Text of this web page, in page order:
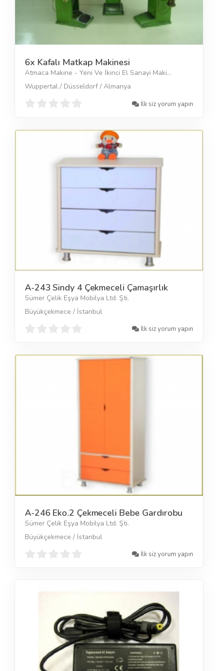
6x Kafalı Matkap Makinesi
Atmaca Makine - Yeni Ve İkinci El Sanayi Maki...
Wuppertal / Düsseldorf / Almanya
İlk siz yorum yapın
A-243 Sindy 4 Çekmeceli Çamaşırlık
Sümer Çelik Eşya Mobilya Ltd. Şti.
Büyükçekmece / İstanbul
İlk siz yorum yapın
A-246 Eko.2 Çekmeceli Bebe Gardırobu
Sümer Çelik Eşya Mobilya Ltd. Şti.
Büyükçekmece / İstanbul
İlk siz yorum yapın